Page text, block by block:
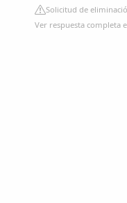
Solicitud de
Ver respuesta completa